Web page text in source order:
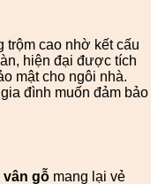
trộm cao nhờ kết cấu
hiện đại được tích
mật cho ngôi nhà.
đình muốn đảm bảo
gỗ mang lại vẻ